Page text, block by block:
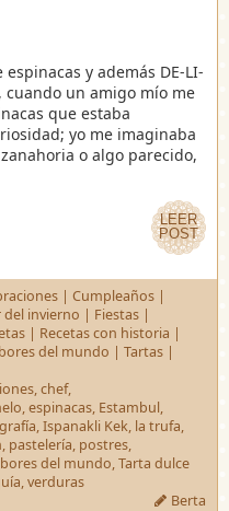
y además DE-LI-
cuando un amigo mío me
que estaba
yo me imaginaba
o algo parecido,
LEER
POST
LEER
POST
| Cumpleaños|
del invierno | Fiestas |
| Recetas con historia |
del mundo | Tartas |
,chef,
,espinacas, Estambul,
,Ispanakli Kek, la trufa,
, pastelería, postres,
del mundo,Tarta dulce
,verduras
Berta